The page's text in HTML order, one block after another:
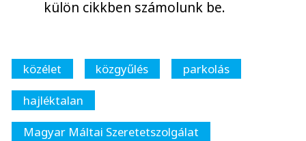
külön cikkben számolunk be.
közélet közgyűlés
parkolás
hajléktalan
Magyar Máltai Szeretetszolgálat